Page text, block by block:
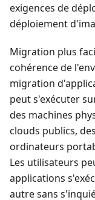
exigences de
déploiement
Migration plus
cohérence de
migration
peut s'exécuter
des machines
clouds publics,
ordinateurs
Les utilisateurs
applications
autre sans